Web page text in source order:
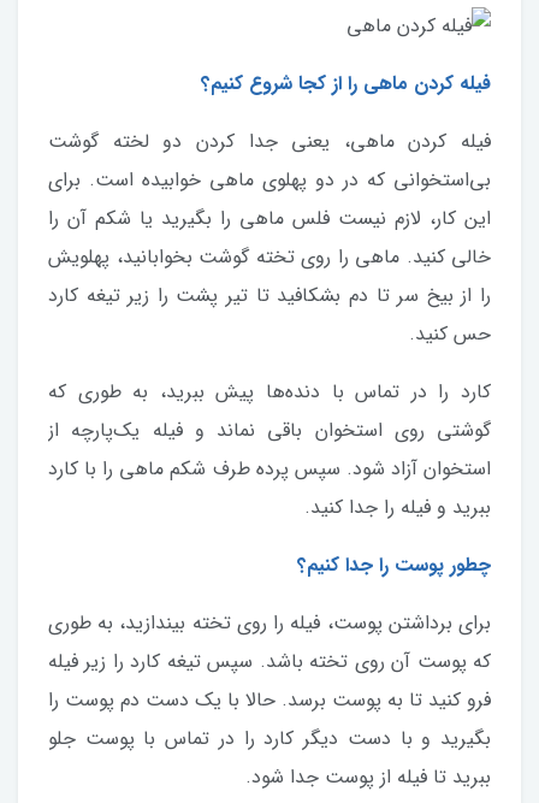
فیله کردن ماهی را از کجا شروع کنیم؟
فیله کردن ماهی، یعنی جدا کردن دو لخته گوشت
بی‌استخوانی که در دو پهلوی ماهی خوابیده است. برای
این کار، لازم نیست فلس ماهی را بگیرید یا شکم آن را
خالی کنید. ماهی را روی تخته گوشت بخوابانید، پهلویش
را از بیخ سر تا دم بشکافید تا تیر پشت را زیر تیغه کارد
حس کنید.
کارد را در تماس با دنده‌ها پیش ببرید، به طوری که
گوشتی روی استخوان باقی نماند و فیله یک‌پارچه از
استخوان آزاد شود. سپس پرده طرف شکم ماهی را با کارد
ببرید و فیله را جدا کنید.
چطور پوست را جدا کنیم؟
برای برداشتن پوست، فیله را روی تخته بیندازید، به طوری
که پوست آن روی تخته باشد. سپس تیغه کارد را زیر فیله
فرو کنید تا به پوست برسد. حالا با یک دست دم پوست را
بگیرید و با دست دیگر کارد را در تماس با پوست جلو
ببرید تا فیله از پوست جدا شود.